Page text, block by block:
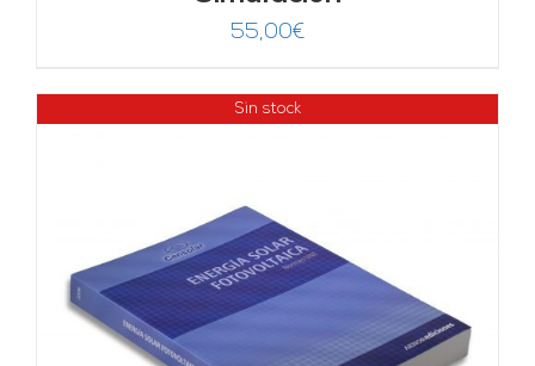
55,00€
Sin stock